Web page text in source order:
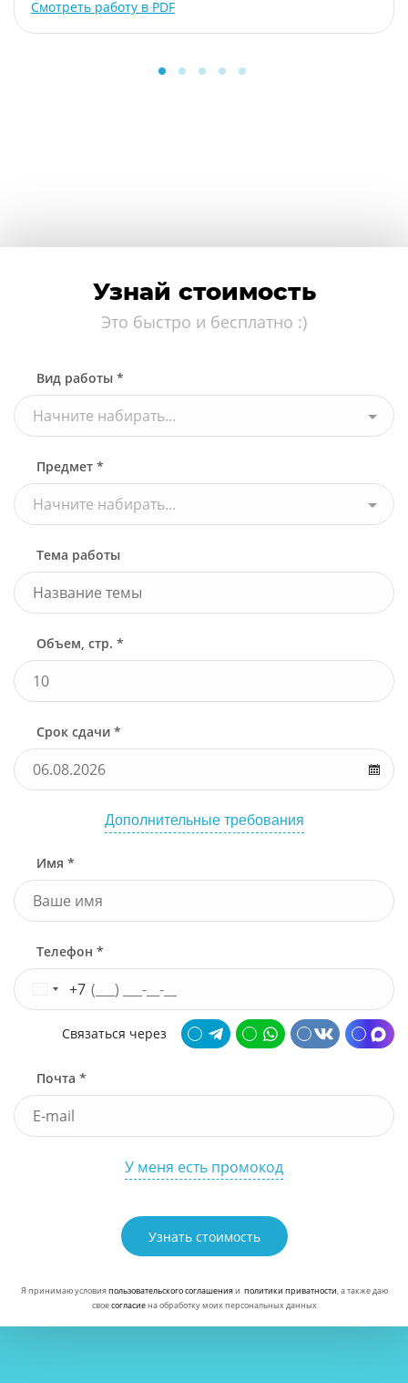
Смотреть работу в PDF
Узнай стоимость
Это быстро и бесплатно :)
Вид работы *
Начните набирать...
Предмет *
Начните набирать...
Тема работы
Объем, стр. *
Срок сдачи *
Дополнительные требования
Имя *
Телефон *
+7
Связаться через
Почта *
У меня есть промокод
Узнать стоимость
Я принимаю условияпользовательского соглашенияи политики приватности, а также даю
своесогласиена обработку моих персональных данных